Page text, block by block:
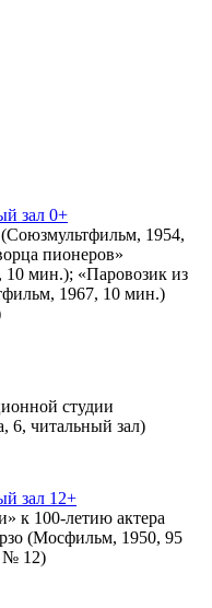
зал 0+
1954,
пионеров»
мин.); «Паровозик из
1967, 10 мин.)
студии
6, читальный зал)
зал 12+
к 100-летию актера
(Мосфильм, 1950, 95
№ 12)